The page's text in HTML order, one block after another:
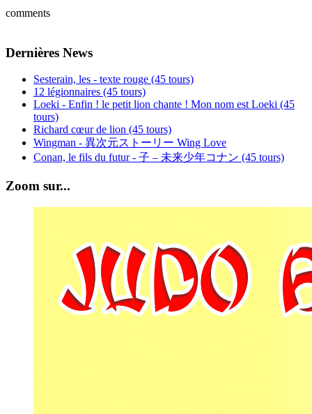
comments
Dernières News
Sesterain, les - texte rouge (45 tours)
12 légionnaires (45 tours)
Loeki - Enfin ! le petit lion chante ! Mon nom est Loeki (45
tours)
Richard cœur de lion (45 tours)
Wingman - 異次元ストーリー Wing Love
Conan, le fils du futur - 子 – 未来少年コナン (45 tours)
Zoom sur...